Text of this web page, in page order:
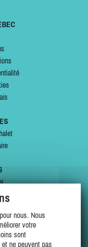
nous. Nous
votre
sont
ne peuvent pas